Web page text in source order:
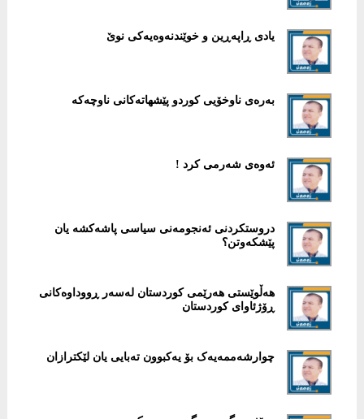
یادی ڕاپەڕین و خوێندنەوەیەکی نوێ
بەرەی ناوخۆیی کوردو پێشهاتەکانی ناوچەکە
ئەوەی شەرمی کرد !
دروستکردنی ئەنجومەنی سیاسی پاشەکشە یان
پێشکەوتن؟
هەڵوێستی هەرێمی کوردستان لەسەر ڕووداوەکانی
ڕۆژئاوای کوردستان
چوارشەممەیەک بۆ یەکبوون تەبایی یان لێکترازان